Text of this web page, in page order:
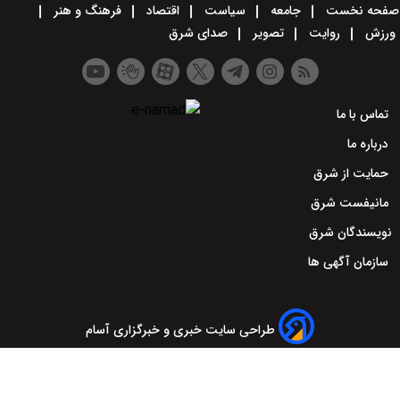
صفحه نخست جامعه سیاست اقتصاد
فرهنگ و هنر
ورزش
روایت تصویر صدای شرق
تماس با ما
درباره ما
حمایت از شرق
مانیفست شرق
نویسندگان شرق
سازمان آگهی ها
طراحی سایت خبری و خبرگزاری آسام